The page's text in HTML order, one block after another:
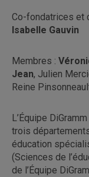
Co-fondatrices et
Isabelle Gauvin
Membres :
Jean, Julien
Reine
L’Équipe
trois
éducation
(Sciences de
de l’Équipe